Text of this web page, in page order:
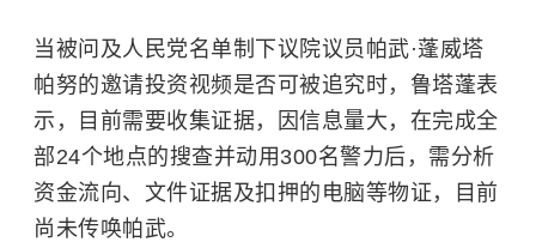
当被问及人民党名单制下议院议员帕武·蓬威塔
帕努的邀请投资视频是否可被追究时，鲁塔蓬表
示，目前需要收集证据，因信息量大，在完成全
部24个地点的搜查并动用300名警力后，需分析
资金流向、文件证据及扣押的电脑等物证，目前
尚未传唤帕武。